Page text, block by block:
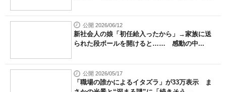
公開 2026/06/12
新社会人の娘「初任給入ったから」→家族に送
られた段ボールを開けると…… 感動の中...
公開 2026/05/17
「職場の誰かによるイタズラ」が33万表示 ま